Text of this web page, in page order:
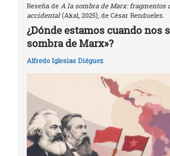
Reseña de A la sombra de Marx:
accidental(Akal, 2025), de César Rendueles.
¿Dónde estamos cuando nos
sombra de Marx»?
Alfredo Iglesias Diéguez